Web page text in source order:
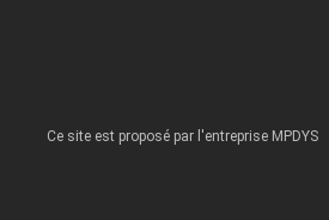
Ce site est proposé par l'entreprise MPDYS